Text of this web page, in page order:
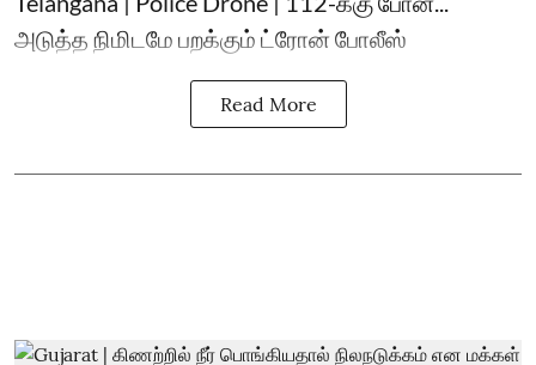
அடுத்த நிமிடமே பறக்கும் ட்ரோன் போலீஸ்
Read More